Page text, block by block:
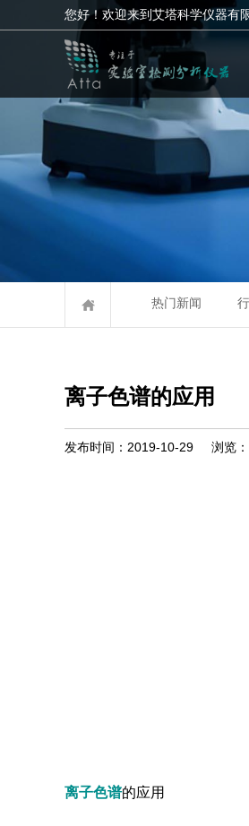
您好！欢迎来到艾塔科学仪器有
热门新闻
离子色谱的应用
发布时间：2019-10-29 浏览：
离子色谱的应用